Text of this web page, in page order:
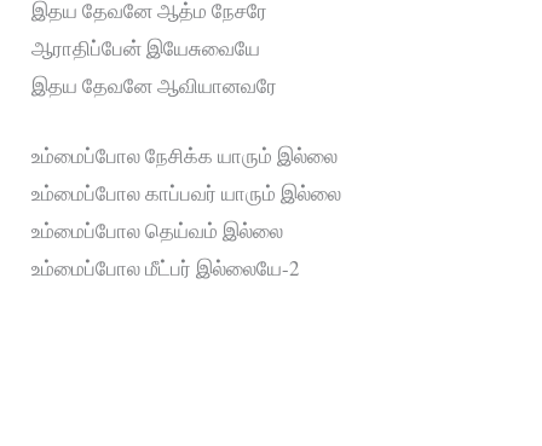
இதய தேவனே ஆத்ம நேசரே
ஆராதிப்பேன் இயேசுவையே
இதய தேவனே ஆவியானவரே
உம்மைப்போல நேசிக்க யாரும் இல்லை
உம்மைப்போல காப்பவர் யாரும் இல்லை
உம்மைப்போல தெய்வம் இல்லை
உம்மைப்போல மீட்பர் இல்லையே-2